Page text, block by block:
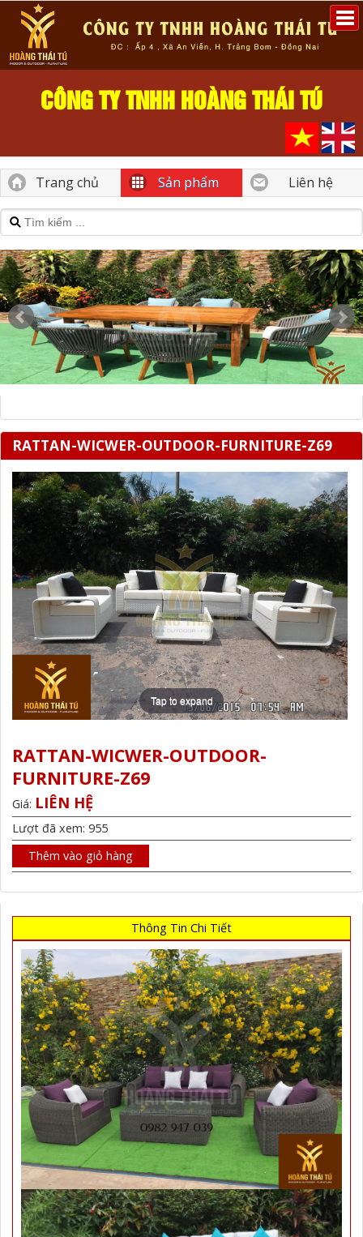
CÔNG TY TNHH HOÀNG THÁI TÚ
Trang chủ Sản phẩm Liên hệ
RATTAN-WICWER-OUTDOOR-FURNITURE-Z69
Tap to expand
RATTAN-WICWER-OUTDOOR-
FURNITURE-Z69
Giá: LIÊN HỆ
Lượt đã xem: 955
Thêm vào giỏ hàng
Thông Tin Chi Tiết